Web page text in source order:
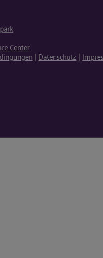
Center.
Datenschutz